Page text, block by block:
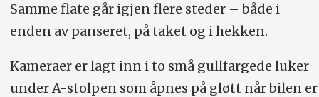
Samme flate går igjen flere steder – både i
enden av panseret, på taket og i hekken.
Kameraer er lagt inn i to små gullfargede luker
under A-stolpen som åpnes på gløtt når bilen er